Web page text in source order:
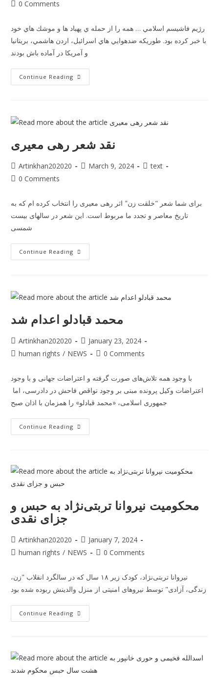
0 Comments
رژيم فاشيسم اسلامي … همه را از حمله ي پهباد ها و موشك هاي خود
با خبر كرده بود. طوريكه ضدهوايي هاي اسرائيل، اردن هاشمي، بريتانيا
و آمريكا در آماده باش بودند
Continue Reading
نقد شعر رهی معیری
Artinkhan202020 March 9, 2024
text
0 Comments
برای شما شعر "خلقت زن" اثر رهی معیری را انتخاب کرده ام که به
تاریخ معاصر و تجدد ما مربوط است. این شعر در سالهای بیست
شمسی
Continue Reading
محمد قبادلو اعدام شد
Artinkhan202020
January 23, 2024
human rights / NEWS 0 Comments
با وجود همه تلاش‌های صورت گرفته و اعتراضات جهانی و با وجود
اعتراضات وکیل پرونده مبنی بر وجود نواقص فاحش در دادرسی، اما
جمهوری اسلامی، «محمد قبادلو» را همزمان با اذان صبح
Continue Reading
محکومیت نیروانا تربتی‌نژاد به حبس و
جزای نقدی
Artinkhan202020
January 7, 2024
human rights / NEWS 0 Comments
نیروانا تربتی‌نژاد، کودک زیر ۱۸ سال که در سالگرد انقلاب "زن‌،
زندگی‌، آزادی" توسط نیروهای امنیتی از منزل والدینش ربوده شده بود
Continue Reading